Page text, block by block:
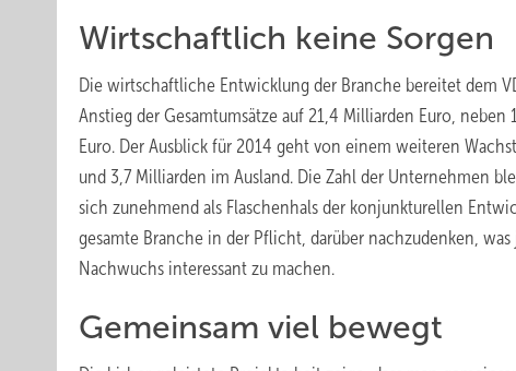
Wirtschaftlich keine Sorgen
Die wirtschaftliche Entwicklung der Branche bereitet dem
Anstieg der Gesamtumsätze auf 21,4 Milliarden Euro,
Euro. Der Ausblick für 2014 geht von einem weiteren
und 3,7 Milliarden im Ausland. Die Zahl der Unternehmen
sich zunehmend als Flaschenhals der konjunkturellen
gesamte Branche in der Pflicht, darüber nachzudenken,
Nachwuchs interessant zu machen.
Gemeinsam viel bewegt